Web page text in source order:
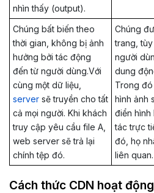
nhìn thấy (output).
Chúng bất biến theo
thời gian, không bị ảnh
hưởng bởi tác động
đến từ người dùng.Với
cùng một dữ liệu,
server sẽ truyền cho tất
cả mọi người. Khi khách
truy cập yêu cầu file A,
web server sẽ trả lại
chính tệp đó.
Chúng
trang,
người
dung
Trong
hình ảnh
điển
tác trực
đó, họ
liên quan.
Cách thức CDN hoạt